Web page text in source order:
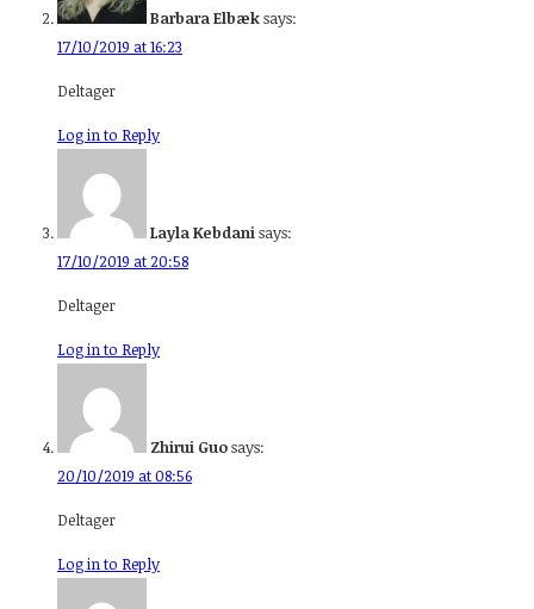
Barbara Elbæksays:
17/10/2019 at 16:23
Deltager
Log in to Reply
Layla Kebdanisays:
17/10/2019 at 20:58
Deltager
Log in to Reply
Zhirui Guosays:
20/10/2019 at 08:56
Deltager
Log in to Reply